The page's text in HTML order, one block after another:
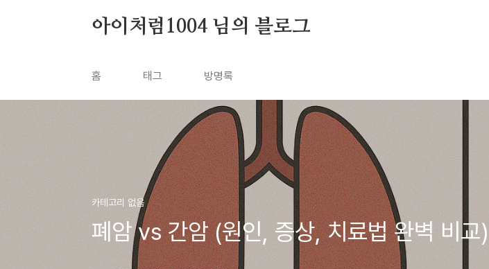
아이처럼1004 님의 블로그
홈 태그 방명록
카테고리 없음
폐암 vs 간암 (원인, 증상, 치료법 완벽 비교)